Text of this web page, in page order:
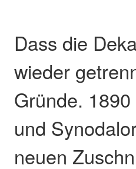
Dass die
wieder
Gründe.
und
neuen